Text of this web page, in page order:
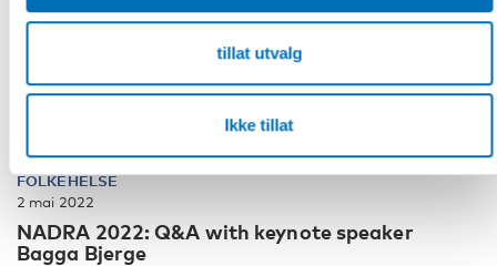
tillat utvalg
Ikke tillat
FOLKEHELSE
2 mai 2022
NADRA 2022: Q&A with keynote speaker
Bagga Bjerge